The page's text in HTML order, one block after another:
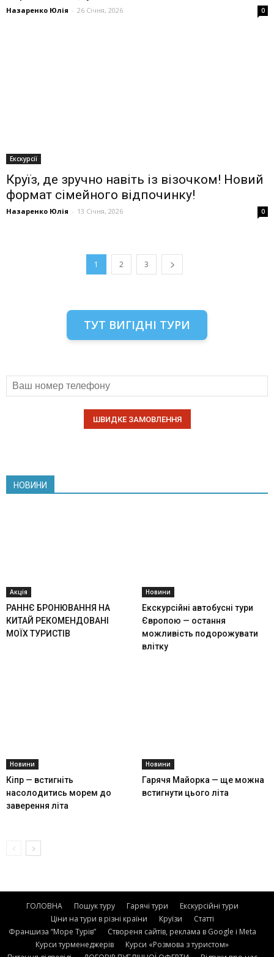
Назаренко Юлія - 26 Січня, 2026 0
Екскурсії
Круїз, де зручно навіть із візочком! Новий
формат сімейного відпочинку!
Назаренко Юлія - 13 Січня, 2026 0
1 2 3
ТУТ ВИГІДНІ ТУРИ
НОВИНИ
Акція
РАННЄ БРОНЮВАННЯ НА
КИТАЙ РЕКОМЕНДОВАНІ
МОЇХ ТУРИСТІВ
Новини
Екскурсійні автобусні тури
Європою — остання
можливість подорожувати
влітку
Новини
Кіпр — встигніть
насолодитись морем до
заверення літа
Новини
Гарячя Майорка — ще можна
встигнути цього літа
ГОЛОВНА Пошук туру Гарячі тури
Екскурсійні тури
Ціни на тури в різні країни
Круїзи
Статті
Франшиза “Море Турів”
Створеня сайтів, реклама в Google і Meta
Курси турменеджерів
Курси «Розмова з туристом»